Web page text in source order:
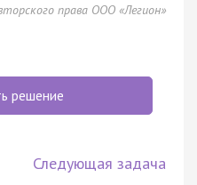
права ООО «Легион»
решение
Следующая задача